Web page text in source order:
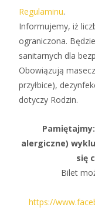
Regulaminu.
Informujemy, iż
ograniczona.
sanitarnych dla
Obowiązują
przyłbice),
dotyczy Rodzin.
alergiczne)
się
Bilet
https://